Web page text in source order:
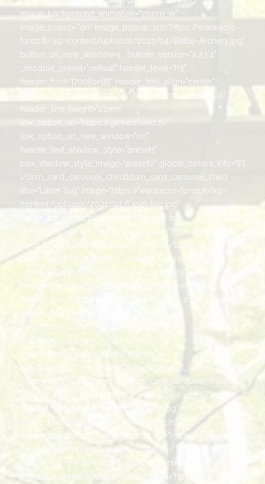
image_background_animation="zoom_in"
image_popup="on" image_popup_src="https://www.acro-
forez.fr/wp-content/uploads/2021/04/Battle-Archery.jpg"
button_url_new_window=1 _builder_version="4.23.4"
_module_preset="default" header_level="h3"
header_font="|700||on|||||" header_text_align="center"
header_text_color="#316041" header_font_size="24px"
header_line_height="1.2em"
link_option_url="https://gameoforez.fr/"
link_option_url_new_window="on"
header_text_shadow_style="preset1"
box_shadow_style_image="preset2" global_colors_info="{}"]
[/dsm_card_carousel_child][dsm_card_carousel_child
title="Laser Tag" image="https://www.acro-forez.fr/wp-
content/uploads/2021/04/Laser-tag.jpg"
image_background_animation="zoom_in"
image_popup="on" image_popup_src="https://www.acro-
forez.fr/wp-content/uploads/2021/04/Laser-tag.jpg"
button_url_new_window=1 _builder_version=4.16
_module_preset="default" header_level="h3"
header_font="|700||on|||||" header_text_align="center"
header_text_color="#316041" header_font_size="24px"
header_line_height="1.2em"
link_option_url="https://gameoforez.fr/"
link_option_url_new_window="on"
header_text_shadow_style="preset1"
box_shadow_style_image="preset2" global_colors_info="{}"]
[/dsm_card_carousel_child][dsm_card_carousel_child
title="Tir à l'arc" image="https://www.acro-forez.fr/wp-
content/uploads/2021/04/Tir-a-larc.jpg"
image_background_animation="zoom_in"
image_popup="on" image_popup_src="https://www.acro-
forez.fr/wp-content/uploads/2021/04/Tir-a-larc.jpg"
button_url_new_window=1 _builder_version=4.16
_module_preset="default" header_level="h3"